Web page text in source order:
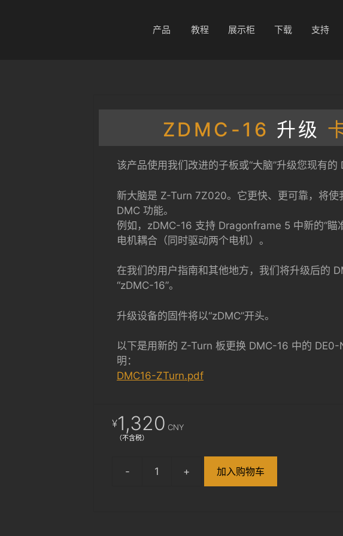
产品 教程 展示柜 下载 支持
ZDMC-16 升级
该产品使用我们改进的子板或“大脑”升级您现有的
新大脑是 Z-Turn 7Z020。它更快、更可靠，将使
DMC 功能。
例如，zDMC-16 支持 Dragonframe 5 中新的“瞄
电机耦合（同时驱动两个电机）。
在我们的用户指南和其他地方，我们将升级后的
“zDMC-16”。
升级设备的固件将以“zDMC”开头。
以下是用新的 Z-Turn 板更换 DMC-16 中的
明：
DMC16-ZTurn.pdf
¥1,320 CNY
（不含税）
加入购物车